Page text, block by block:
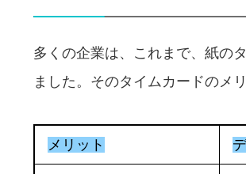
多くの企業は、これまで、紙の
ました。そのタイムカードのメ
メリット